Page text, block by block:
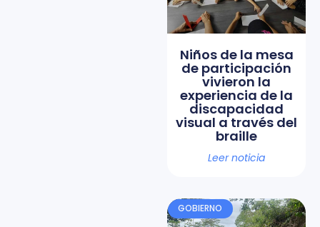
Niños de la mesa
de participación
vivieron la
experiencia de la
discapacidad
visual a través del
braille
Leer noticia
GOBIERNO